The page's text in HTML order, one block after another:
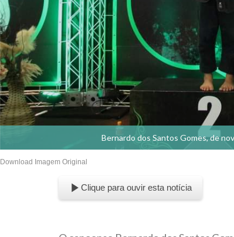
Bernardo dos Santos Gomes, de
Download Imagem Original
Clique para ouvir esta notícia